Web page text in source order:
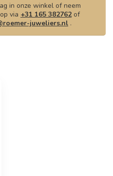
in onze winkel of neem
via +31 165 382762of
juweliers.nl .